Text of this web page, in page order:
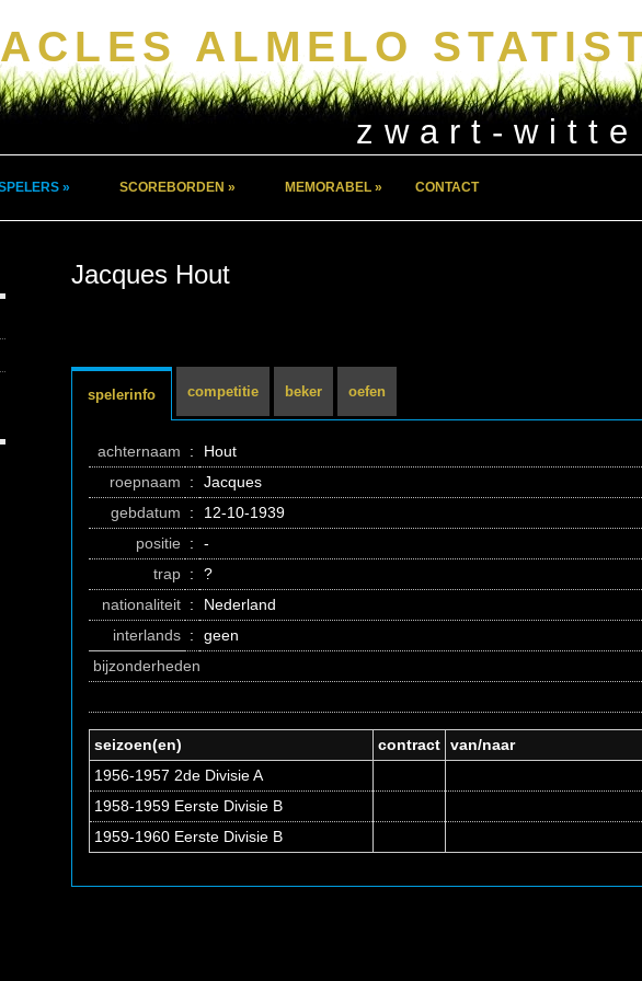
ALMELO
zwart-
» SCOREBORDEN » MEMORABEL » CONTACT
Jacques Hout
spelerinfo competitie beker oefen
achternaam :
Hout
roepnaam
:
Jacques
gebdatum
:
12-10-1939
positie :
-
trap :
?
nationaliteit :
Nederland
interlands :
geen
bijzonderheden
seizoen(en) contract van/naar
1956-1957 2de Divisie A
1958-1959 Eerste Divisie B
1959-1960 Eerste Divisie B